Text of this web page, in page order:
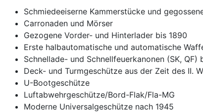
Schmiedeeiserne Kammerstücke und
Carronaden und Mörser
Gezogene Vorder- und Hinterlader bis 1890
Erste halbautomatische und automatische
Schnellade- und Schnellfeuerkanonen (SK, QF)
Deck- und Turmgeschütze aus der Zeit des II.
U-Bootgeschütze
Luftabwehrgeschütze/Bord-Flak/Fla-MG
Moderne Universalgeschütze nach 1945